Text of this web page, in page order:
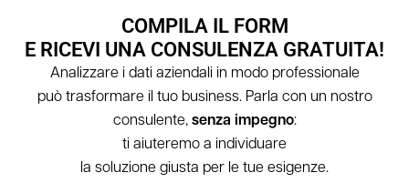
COMPILA IL FORM
E RICEVI UNA CONSULENZA GRATUITA!
Analizzare i dati aziendali in modo professionale
può trasformare il tuo business. Parla con un nostro
consulente, senza impegno:
ti aiuteremo a individuare
la soluzione giusta per le tue esigenze.